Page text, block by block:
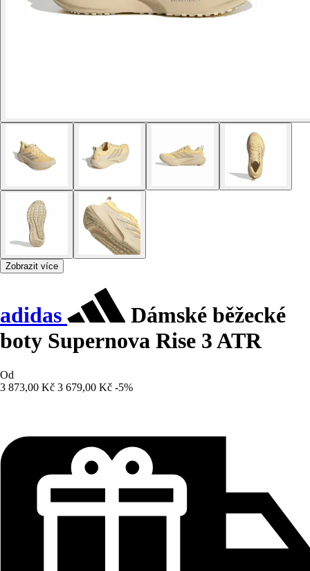
Zobrazit více
adidas
Dámské běžecké
boty Supernova Rise 3 ATR
Od
3 873,00 Kč 3 679,00 Kč -5%